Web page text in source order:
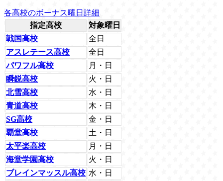
各高校のボーナス曜日詳細
指定高校
対象曜日
戦国高校
全日
アスレテース高校
全日
パワフル高校
月・日
瞬鋭高校
火・日
北雪高校
水・日
青道高校
木・日
SG高校
金・日
覇堂高校
土・日
太平楽高校
月・日
海堂学園高校
火・日
ブレインマッスル高校 水・日